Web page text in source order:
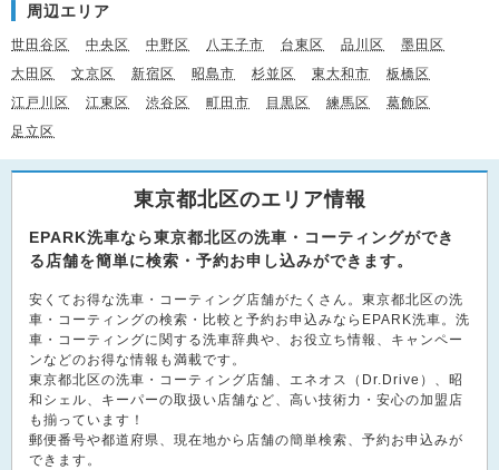
周辺エリア
世田谷区 中央区 中野区 八王子市 台東区 品川区
墨田区
大田区
文京区 新宿区 昭島市 杉並区 東大和市
板橋区
江戸川区
江東区 渋谷区 町田市 目黒区 練馬区
葛飾区
足立区
東京都北区のエリア情報
EPARK洗車なら東京都北区の洗車・コーティングができ
る店舗を簡単に検索・予約お申し込みができます。
安くてお得な洗車・コーティング店舗がたくさん。東京都北区の洗
車・コーティングの検索・比較と予約お申込みならEPARK洗車。洗
車・コーティングに関する洗車辞典や、お役立ち情報、キャンペー
ンなどのお得な情報も満載です。
東京都北区の洗車・コーティング店舗、エネオス（Dr.Drive）、昭
和シェル、キーパーの取扱い店舗など、高い技術力・安心の加盟店
も揃っています！
郵便番号や都道府県、現在地から店舗の簡単検索、予約お申込みが
できます。